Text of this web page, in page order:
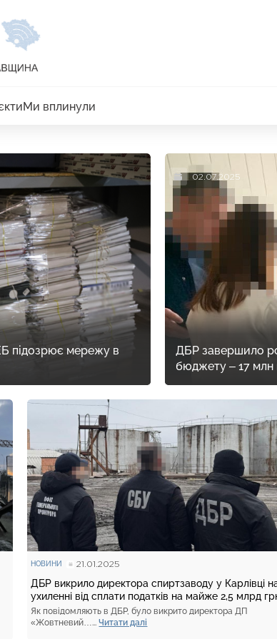
Ми вплинули
підозрює мережу в
02.07.2025
ДБР завершило
бюджету – 17 млн
НОВИНИ 21.01.2025
ДБР викрило директора спиртзаводу у Карлівці
ухиленні від сплати податків на майже 2,5 млрд
Як повідомляють в ДБР, було викрито директора ДП
«Жовтневий…...Читати далі